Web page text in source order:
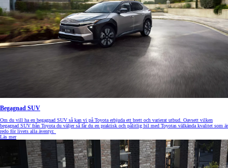
Begagnad SUV
Om du vill ha en begagnad SUV så kan vi på Toyota erbjuda ett brett och varierat utbud. Oavsett vilken
begagnad SUV från Toyota du väljer så får du en praktisk och pålitlig bil med Toyotas välkända kvalitet som är
redo för livets alla äventyr.
Läs mer